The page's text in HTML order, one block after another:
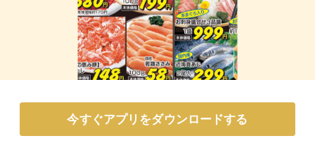
今すぐアプリをダウンロードする